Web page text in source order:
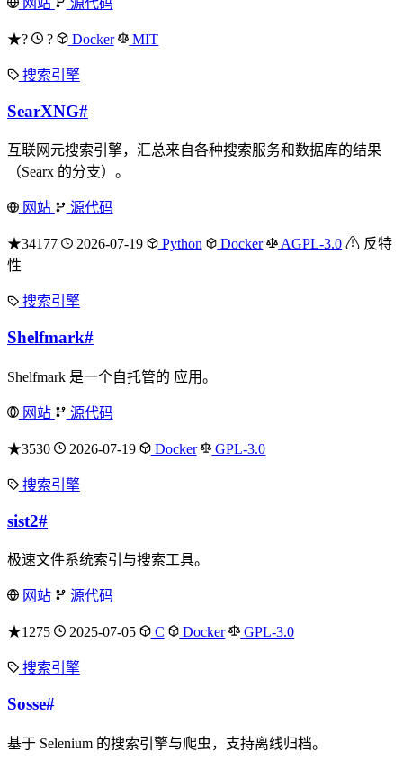
网站 源代码
★? ? Docker MIT
搜索引擎
SearXNG#
互联网元搜索引擎，汇总来自各种搜索服务和数据库的结果
（Searx 的分支）。
网站 源代码
★34177 2026-07-19 Python Docker AGPL-3.0 ⚠ 反特
性
搜索引擎
Shelfmark#
Shelfmark 是一个自托管的 应用。
网站 源代码
★3530 2026-07-19 Docker GPL-3.0
搜索引擎
sist2#
极速文件系统索引与搜索工具。
网站 源代码
★1275 2025-07-05 C Docker GPL-3.0
搜索引擎
Sosse#
基于 Selenium 的搜索引擎与爬虫，支持离线归档。